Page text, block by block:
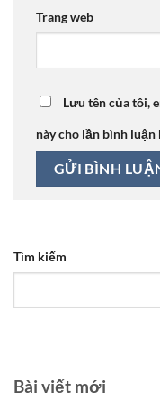
Trang web
Lưu tên của tôi,
này cho lần bình
Tìm kiếm
Bài viết mới